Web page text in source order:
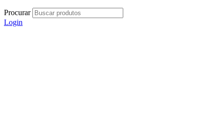
Procurar
Login